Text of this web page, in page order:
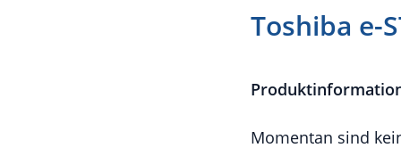
Toshiba e-
Momentan sind